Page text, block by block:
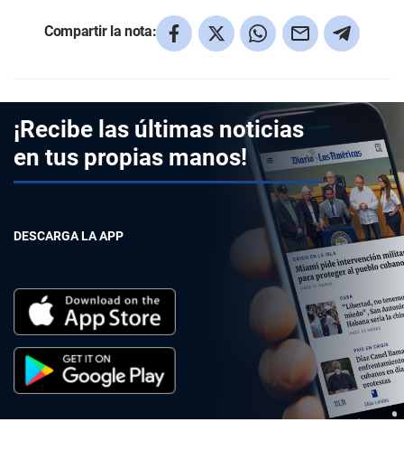
Compartir la nota:
¡Recibe las últimas noticias
en tus propias manos!
DESCARGA LA APP